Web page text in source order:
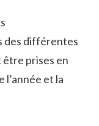
des différentes
prises en
l’année et la